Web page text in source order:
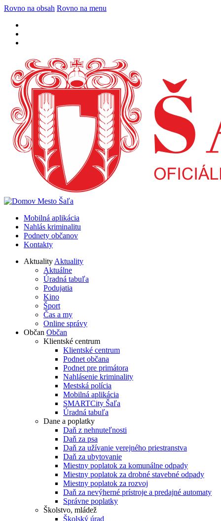
Rovno na obsah Rovno na menu
Mobilná aplikácia
Nahlás kriminalitu
Podnety občanov
Kontakty
AktualityAktuality
Aktuálne
Úradná tabuľa
Podujatia
Kino
Šport
Čas a my
Online správy
Občan Občan
Klientské centrum
Klientské centrum
Podnet občana
Podnet pre primátora
Nahlásenie kriminality
Mestská polícia
Mobilná aplikácia
SMARTCity Šaľa
Úradná tabuľa
Dane a poplatky
Daň z nehnuteľnosti
Daň za psa
Daň za užívanie verejného priestranstva
Daň za ubytovanie
Miestny poplatok za komunálne odpady
Miestny poplatok za drobné stavebné odpady
Miestny poplatok za rozvoj
Daň za nevýherné prístroje a predajné automaty
Správne poplatky
Školstvo, mládež
Školský úrad